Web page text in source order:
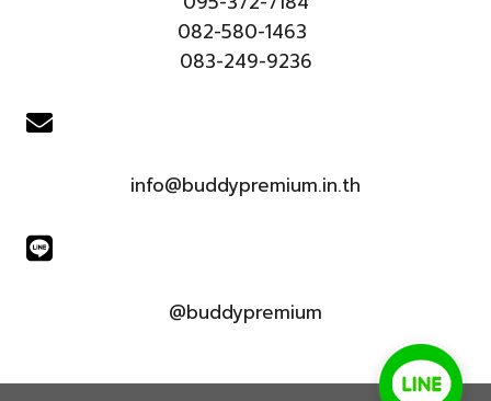
082-580-1463
083-249-9236
info@buddypremium.in.th
@buddypremium